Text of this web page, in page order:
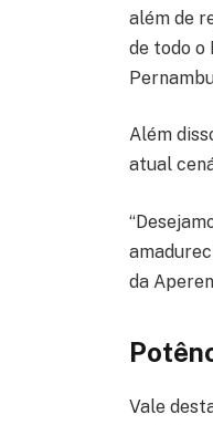
além de
de todo o
Além
atual
da
Vale